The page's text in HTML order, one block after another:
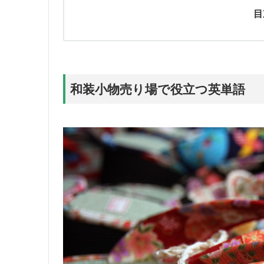
和装小物売り場で役立つ英単語